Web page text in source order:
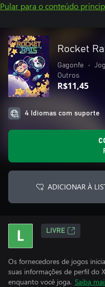
Pular para o conteúdo
Rocket
Gagonfe •
Outros
R$11,45
4 Idiomas com suporte
ADICIONAR À
LIVRE
Os fornecedores de jogos
suas informações de perfil do
enquanto você joga. Saiba